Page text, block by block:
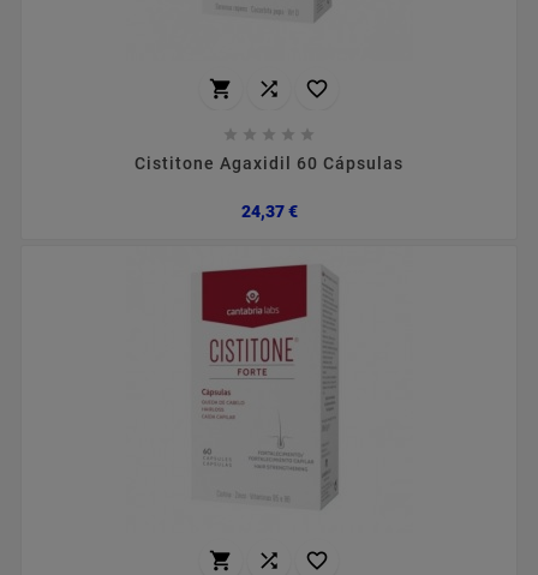
  
    
Cistitone Agaxidil 60 Cápsulas
24,37 €Preço
  